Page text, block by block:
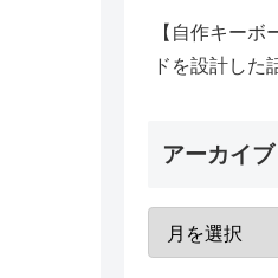
【自作キー
ドを設計した
アーカイブ